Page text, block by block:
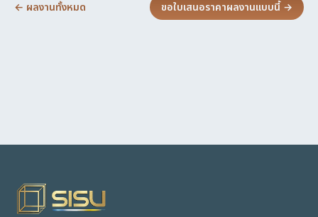
← ผลงานทั้งหมด ขอใบเสนอราคาผลงานแบบนี้ →